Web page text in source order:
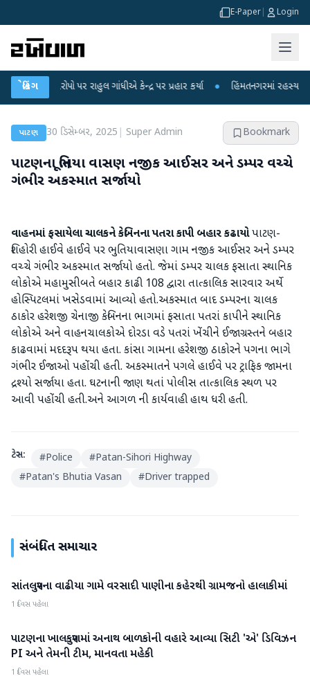
E-Paper Login
બ્રેકિંગ
આરોપો પર રાહુલ ગાંધીએ કેન્દ્ર પર પ્રહાર કર્યા ● હિંમતનગરમાં રહસ્યમય વાયરસ
પાટણ 30 ડિસેમ્બર, 2025 Super Admin Bookmark
પાટણના ભૂતિયા વાસણ નજીક આઈસર અને ડમ્પર વચ્ચે
ગંભીર અકસ્માત સર્જાયો
વાહનમાં ફસાયેલા ચાલકને કેબિનના પતરા કાપી બહાર કઢાયોપાટણ-
શિહોરી હાઈવે હાઈવે પર ભુતિયાવાસણા ગામ નજીક આઈસર અને ડમ્પર
વચ્ચે ગંભીર અકસ્માત સર્જાયો હતો. જેમાં ડમ્પર ચાલક ફસાતા સ્થાનિક
લોકોએ મહામુસીબતે બહાર કાઢી 108 દ્વારા તાત્કાલિક સારવાર અર્થે
હોસ્પિટલમાં ખસેડવામાં આવ્યો હતો.અકસ્માત બાદ ડમ્પરના ચાલક
ઠાકોર હરેશજી ચેનાજી કેબિનના ભાગમાં ફસાતા પતરાં કાપીને સ્થાનિક
લોકોએ અને વાહનચાલકોએ દોરડા વડે પતરાં ખેંચીને ઈજાગ્રસ્તને બહાર
કાઢવામાં મદદરૂપ થયા હતા. કાંસા ગામના હરેશજી ઠાકોરને પગના ભાગે
ગંભીર ઈજાઓ પહોંચી હતી. અકસ્માતને પગલે હાઈવે પર ટ્રાફિક જામના
દ્રશ્યો સર્જાયા હતા. ઘટનાની જાણ થતાં પોલીસ તાત્કાલિક સ્થળ પર
આવી પહોંચી હતી.અને આગળ ની કાર્યવાહી હાથ ધરી હતી.
ટેગ્સ: #Police #Patan-Sihori Highway
#Patan's Bhutia Vasan #Driver trapped
સંબંધિત સમાચાર
પાટણ
સાંતલપુરના વાઢીયા ગામે વરસાદી પાણીના કહેરથી ગ્રામજનો હાલાકીમાં
1 દિવસ પહેલા
પાટણ
પાટણના ખાલકપુરામાં અનાથ બાળકોની વહારે આવ્યા સિટી 'એ' ડિવિઝન
PI અને તેમની ટીમ, માનવતા મહેકી
1 દિવસ પહેલા